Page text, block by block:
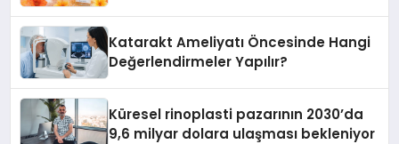
Katarakt Ameliyatı Öncesinde Hangi
Değerlendirmeler Yapılır?
Küresel rinoplasti pazarının 2030’da
9,6 milyar dolara ulaşması bekleniyor